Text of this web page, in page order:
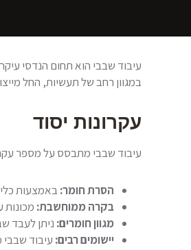
במגוון רחב של תעשיות, החל
עקרונות יסוד
עיבוד שבבי מתבסס על מספר
הסרת חומר:באמצעות
בקרה ממוחשבת:
מגוון חומרים: ניתן לעבד
יישומים רבים: עיבוד שבבי